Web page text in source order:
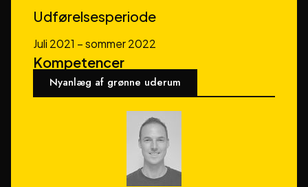
Udførelsesperiode
Juli 2021 – sommer 2022
Kompetencer
Nyanlæg af grønne uderum